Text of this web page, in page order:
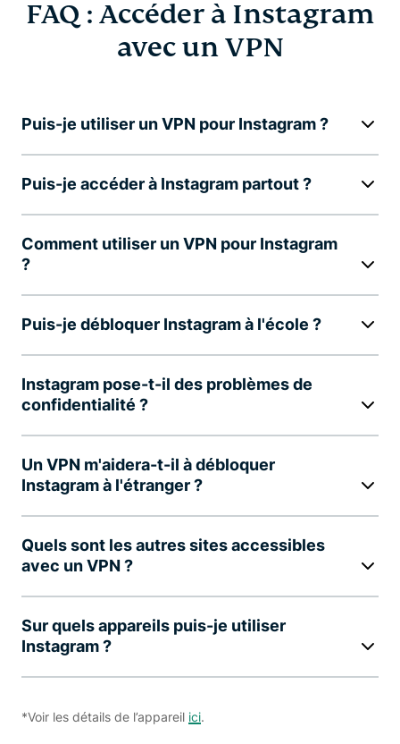
FAQ : Accéder à Instagram
avec un VPN
Puis-je utiliser un VPN pour Instagram ?
Puis-je accéder à Instagram partout ?
Comment utiliser un VPN pour Instagram
?
Puis-je débloquer Instagram à l'école ?
Instagram pose-t-il des problèmes de
confidentialité ?
Un VPN m'aidera-t-il à débloquer
Instagram à l'étranger ?
Quels sont les autres sites accessibles
avec un VPN ?
Sur quels appareils puis-je utiliser
Instagram ?
*Voir les détails de l’appareil ici.